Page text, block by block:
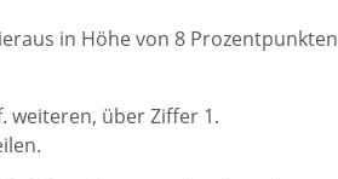
in Höhe von 8 Prozentpunkten
weiteren, über Ziffer 1.